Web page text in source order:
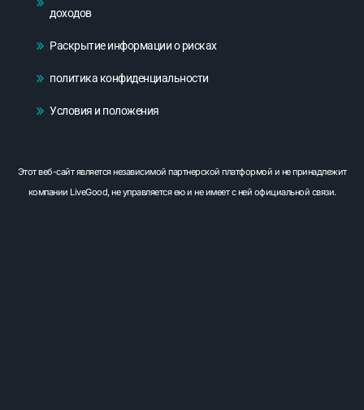
доходов
Раскрытие информации о рисках
политика конфиденциальности
Условия и положения
Этот веб-сайт является независимой партнерской платформой и не принадлежит
компании LiveGood, не управляется ею и не имеет с ней официальной связи.